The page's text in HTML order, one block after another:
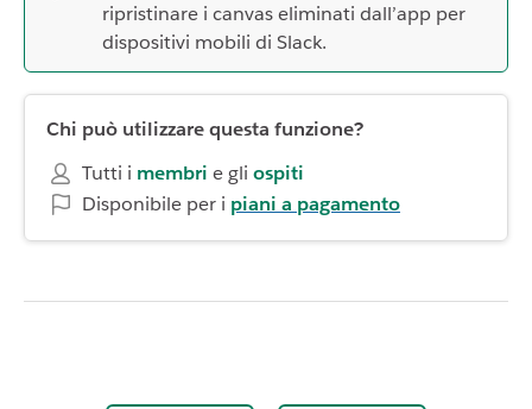
ripristinare i canvas eliminati dall’app per
dispositivi mobili di Slack.
Chi può utilizzare questa funzione?
Tutti i membri e gli ospiti
Disponibile per i piani a pagamento